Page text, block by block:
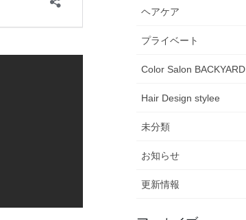
ヘアケア
プライベート
Color Salon BACKYARD
Hair Design stylee
未分類
お知らせ
更新情報